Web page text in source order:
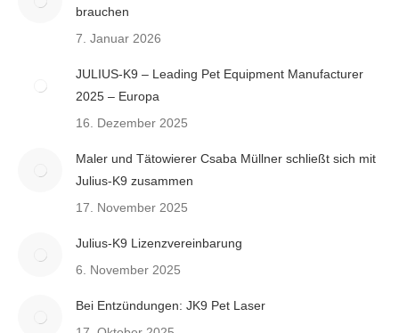
brauchen
7. Januar 2026
JULIUS-K9 – Leading Pet Equipment Manufacturer
2025 – Europa
16. Dezember 2025
Maler und Tätowierer Csaba Müllner schließt sich mit
Julius-K9 zusammen
17. November 2025
Julius-K9 Lizenzvereinbarung
6. November 2025
Bei Entzündungen: JK9 Pet Laser